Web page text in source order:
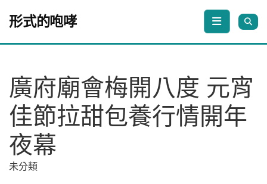
形式的咆哮
廣府廟會梅開八度 元宵
佳節拉甜包養行情開年
夜幕
未分類